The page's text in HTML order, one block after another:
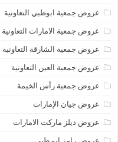
عروض جمعية ابوظبي التعاونية
عروض جمعية الامارات التعاونية
عروض جمعية الشارقة التعاونية
عروض جمعية العين التعاونية
عروض جمعية رأس الخيمة
عروض جيان الإمارات
عروض ديلز ماركت الامارات